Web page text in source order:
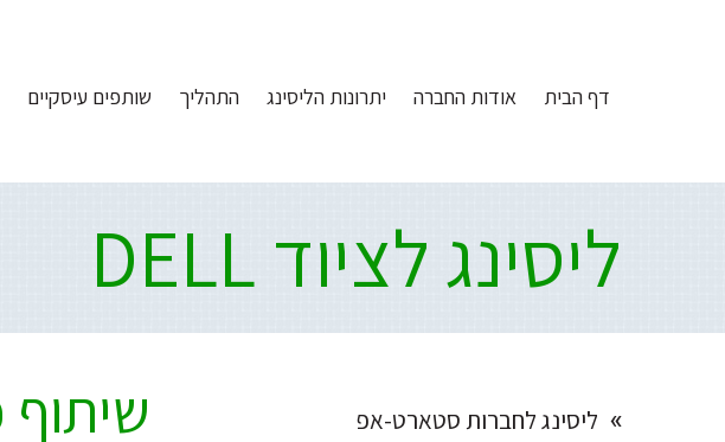
דף הבית אודות החברה יתרונות הליסינג התהליך שותפים עיסקיים
ליסינג לציוד DELL
Primary
ליסינג לחברות סטארט-אפ